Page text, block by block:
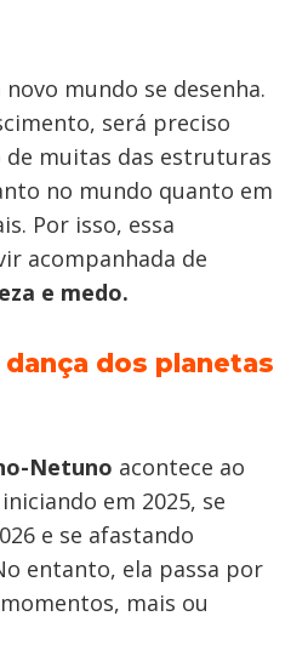
mundo se desenha.
será preciso
muitas das estruturas
no mundo quanto em
Por isso, essa
acompanhada de
e medo.
dos planetas
Netuno acontece ao
em 2025, se
e se afastando
entanto, ela passa por
mais ou